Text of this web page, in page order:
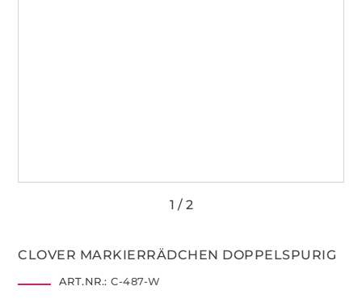
CLOVER MARKIERRÄDCHEN DOPPELSPURIG
ART.NR.: C-487-W